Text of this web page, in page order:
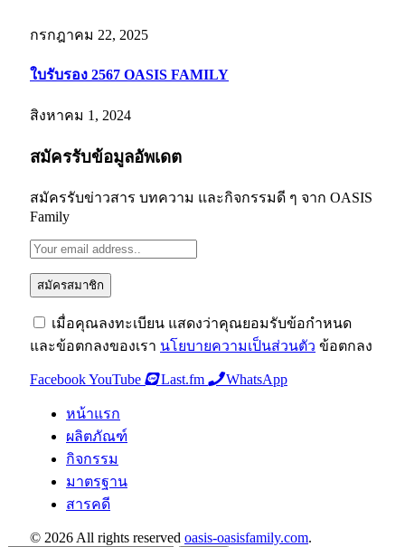
กรกฎาคม 22, 2025
ใบรับรอง 2567 OASIS FAMILY
สิงหาคม 1, 2024
สมัครรับข้อมูลอัพเดต
สมัครรับข่าวสาร บทความ และกิจกรรมดี ๆ จาก OASIS
Family
เมื่อคุณลงทะเบียน แสดงว่าคุณยอมรับข้อกำหนด
และข้อตกลงของเรา นโยบายความเป็นส่วนตัว ข้อตกลง
FacebookYouTube Last.fm WhatsApp
หน้าแรก
ผลิตภัณฑ์
กิจกรรม
มาตรฐาน
สารคดี
© 2026 All rights reserved oasis-oasisfamily.com.